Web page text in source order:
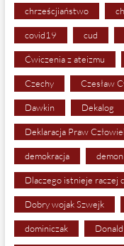
chrześcjiaństwo
covid19 cud
Ćwiczenia z ateizmu
Czechy Czesław
Dawkin Dekalog
Deklaracja Praw
demokracja demon
Dlaczego istnieje raczej
Dobry wojak Szwejk
dominiczak